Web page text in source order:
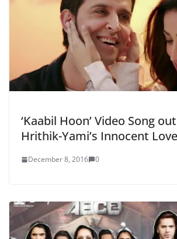
‘Kaabil Hoon’ Video Song
Hrithik-Yami’s Innocent Love
December 8, 2016 0